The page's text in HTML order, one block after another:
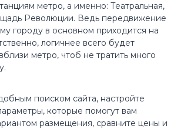
метро, а именно: Театральная,
Революции. Ведь передвижение
городу в основном приходится на
логичнее всего будет
метро, чтоб не тратить много
поиском сайта, настройте
которые помогут вам
размещения, сравните цены и